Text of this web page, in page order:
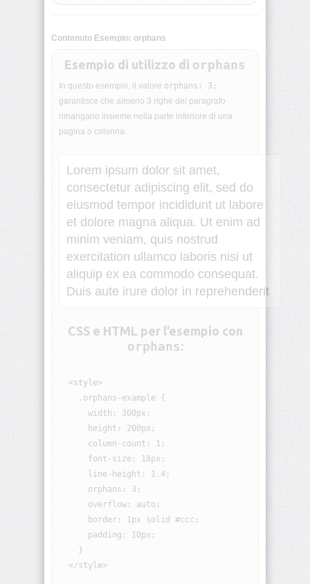
animation-
delay
animation-
direction
animation-
duration
animation-
fill-
mode
animation-
iteration-
count
animation-
name
animation-
play-
state
animation-
timing-
function
aspect-
ratio
backdrop-
filter
backface-
visibility
background
Contenuto Esempio: orphans
Esempio di utilizzo di orphans
In questo esempio, il valore orphans: 3;
garantisce che almeno 3 righe del paragrafo
rimangano insieme nella parte inferiore di una
pagina o colonna.
Lorem ipsum dolor sit amet,
consectetur adipiscing elit, sed do
eiusmod tempor incididunt ut labore
et dolore magna aliqua. Ut enim ad
minim veniam, quis nostrud
exercitation ullamco laboris nisi ut
aliquip ex ea commodo consequat.
Duis aute irure dolor in reprehenderit
in voluptate velit esse cillum dolore
CSS e HTML per l’esempio con
orphans:
  <style>
    .orphans-example {
      width: 300px;
      height: 200px;
      column-count: 1;
      font-size: 18px;
      line-height: 1.4;
      orphans: 3;
      overflow: auto;
      border: 1px solid #ccc;
      padding: 10px;
    }
  </style>